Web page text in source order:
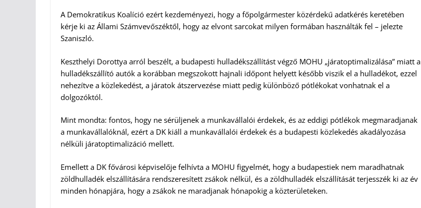
A Demokratikus Koalíció ezért kezdeményezi, hogy a főpolgármester közérdekű adatkérés keretében
kérje ki az Állami Számvevőszéktől, hogy az elvont sarcokat milyen formában használták fel – jelezte
Szaniszló.
Keszthelyi Dorottya arról beszélt, a budapesti hulladékszállítást végző MOHU „járatoptimalizálása” miatt a
hulladékszállító autók a korábban megszokott hajnali időpont helyett később viszik el a hulladékot, ezzel
nehezítve a közlekedést, a járatok átszervezése miatt pedig különböző pótlékokat vonhatnak el a
dolgozóktól.
Mint mondta: fontos, hogy ne sérüljenek a munkavállalói érdekek, és az eddigi pótlékok megmaradjanak
a munkavállalóknál, ezért a DK kiáll a munkavállalói érdekek és a budapesti közlekedés akadályozása
nélküli járatoptimalizáció mellett.
Emellett a DK fővárosi képviselője felhívta a MOHU figyelmét, hogy a budapestiek nem maradhatnak
zöldhulladék elszállítására rendszeresített zsákok nélkül, és a zöldhulladék elszállítását terjesszék ki az év
minden hónapjára, hogy a zsákok ne maradjanak hónapokig a közterületeken.